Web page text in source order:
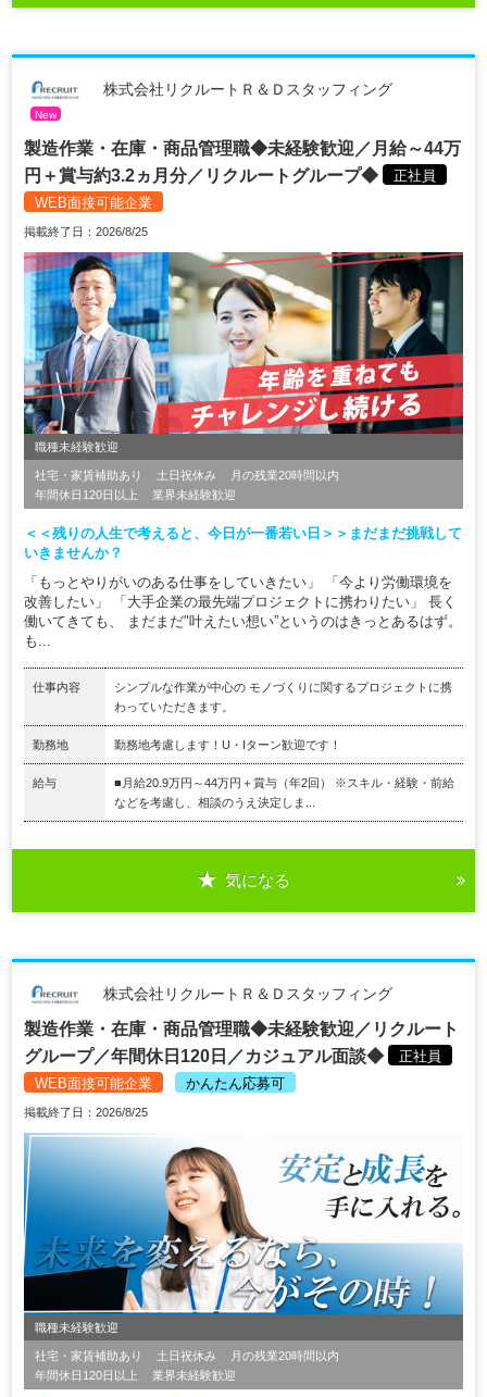
株式会社リクルートＲ＆Ｄスタッフィング
New
製造作業・在庫・商品管理職◆未経験歓迎／月給～44万
円＋賞与約3.2ヵ月分／リクルートグループ◆
正社員
WEB面接可能企業
掲載終了日：2026/8/25
職種未経験歓迎
社宅・家賃補助あり 土日祝休み
月の残業20時間以内
年間休日120日以上
業界未経験歓迎
＜＜残りの人生で考えると、今日が一番若い日＞＞まだまだ挑戦して
いきませんか？
「もっとやりがいのある仕事をしていきたい」 「今より労働環境を
改善したい」 「大手企業の最先端プロジェクトに携わりたい」 長く
働いてきても、 まだまだ"叶えたい想い”というのはきっとあるはず。
も...
仕事内容
シンプルな作業が中心の モノづくりに関するプロジェクトに携
わっていただきます。
勤務地 勤務地考慮します！U・Iターン歓迎です！
給与
■月給20.9万円～44万円＋賞与（年2回） ※スキル・経験・前給
などを考慮し、相談のうえ決定しま...
気になる
株式会社リクルートＲ＆Ｄスタッフィング
製造作業・在庫・商品管理職◆未経験歓迎／リクルート
グループ／年間休日120日／カジュアル面談◆
正社員
WEB面接可能企業
かんたん応募可
掲載終了日：2026/8/25
職種未経験歓迎
社宅・家賃補助あり 土日祝休み
月の残業20時間以内
年間休日120日以上
業界未経験歓迎